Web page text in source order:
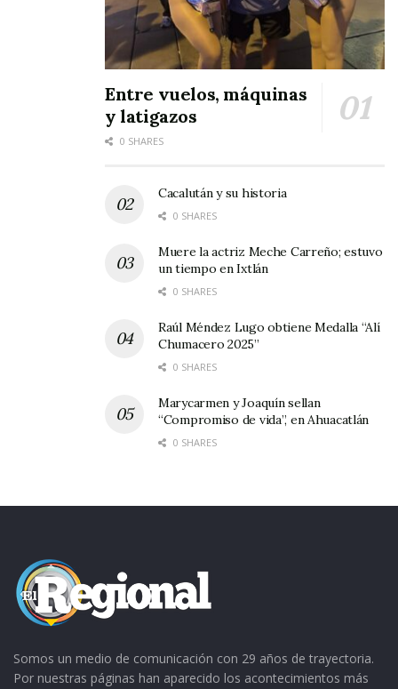
Entre vuelos, máquinas
y latigazos
0 SHARES
Cacalután y su historia
0 SHARES
Muere la actriz Meche Carreño; estuvo
un tiempo en Ixtlán
0 SHARES
Raúl Méndez Lugo obtiene Medalla “Alí
Chumacero 2025”
0 SHARES
Marycarmen y Joaquín sellan
“Compromiso de vida”, en Ahuacatlán
0 SHARES
Somos un medio de comunicación con 29 años de trayectoria.
Por nuestras páginas han aparecido los acontecimientos más